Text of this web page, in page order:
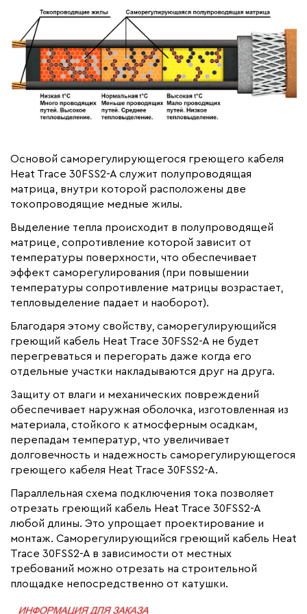
Основой саморегулирующегося греющего кабеля
Heat Trace 30FSS2-A служит полупроводящая
матрица, внутри которой расположены две
токопроводящие медные жилы.
Выделение тепла происходит в полупроводящей
матрице, сопротивление которой зависит от
температуры поверхности, что обеспечивает
эффект саморегулирования (при повышении
температуры сопротивление матрицы возрастает,
тепловыделение падает и наоборот).
Благодаря этому свойству, саморегулирующийся
греющий кабель Heat Trace 30FSS2-A не будет
перегреваться и перегорать даже когда его
отдельные участки накладываются друг на друга.
Защиту от влаги и механических повреждений
обеспечивает наружная оболочка, изготовленная из
материала, стойкого к атмосферным осадкам,
перепадам температур, что увеличивает
долговечность и надежность саморегулирующегося
греющего кабеля Heat Trace 30FSS2-A.
Параллельная схема подключения тока позволяет
отрезать греющий кабель Heat Trace 30FSS2-A
любой длины. Это упрощает проектирование и
монтаж. Саморегулирующийся греющий кабель Heat
Trace 30FSS2-A в зависимости от местных
требований можно отрезать на строительной
площадке непосредственно от катушки.